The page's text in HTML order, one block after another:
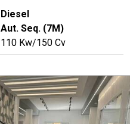
Diesel
Aut. Seq. (7M)
110 Kw/150 Cv